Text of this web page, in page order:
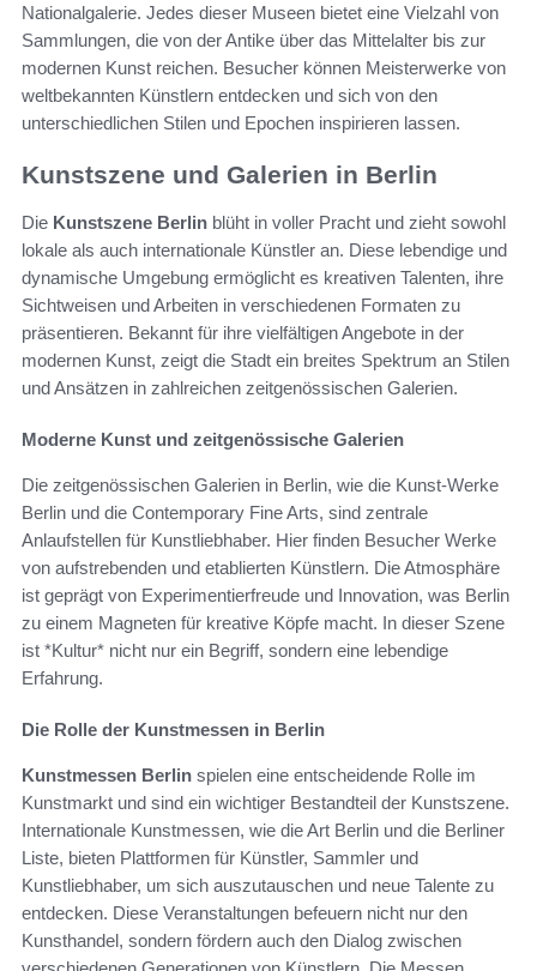
Nationalgalerie. Jedes dieser Museen bietet eine Vielzahl von
Sammlungen, die von der Antike über das Mittelalter bis zur
modernen Kunst reichen. Besucher können Meisterwerke von
weltbekannten Künstlern entdecken und sich von den
unterschiedlichen Stilen und Epochen inspirieren lassen.
Kunstszene und Galerien in Berlin
Die Kunstszene Berlin blüht in voller Pracht und zieht sowohl
lokale als auch internationale Künstler an. Diese lebendige und
dynamische Umgebung ermöglicht es kreativen Talenten, ihre
Sichtweisen und Arbeiten in verschiedenen Formaten zu
präsentieren. Bekannt für ihre vielfältigen Angebote in der
modernen Kunst, zeigt die Stadt ein breites Spektrum an Stilen
und Ansätzen in zahlreichen zeitgenössischen Galerien.
Moderne Kunst und zeitgenössische Galerien
Die zeitgenössischen Galerien in Berlin, wie die Kunst-Werke
Berlin und die Contemporary Fine Arts, sind zentrale
Anlaufstellen für Kunstliebhaber. Hier finden Besucher Werke
von aufstrebenden und etablierten Künstlern. Die Atmosphäre
ist geprägt von Experimentierfreude und Innovation, was Berlin
zu einem Magneten für kreative Köpfe macht. In dieser Szene
ist *Kultur* nicht nur ein Begriff, sondern eine lebendige
Erfahrung.
Die Rolle der Kunstmessen in Berlin
Kunstmessen Berlin spielen eine entscheidende Rolle im
Kunstmarkt und sind ein wichtiger Bestandteil der Kunstszene.
Internationale Kunstmessen, wie die Art Berlin und die Berliner
Liste, bieten Plattformen für Künstler, Sammler und
Kunstliebhaber, um sich auszutauschen und neue Talente zu
entdecken. Diese Veranstaltungen befeuern nicht nur den
Kunsthandel, sondern fördern auch den Dialog zwischen